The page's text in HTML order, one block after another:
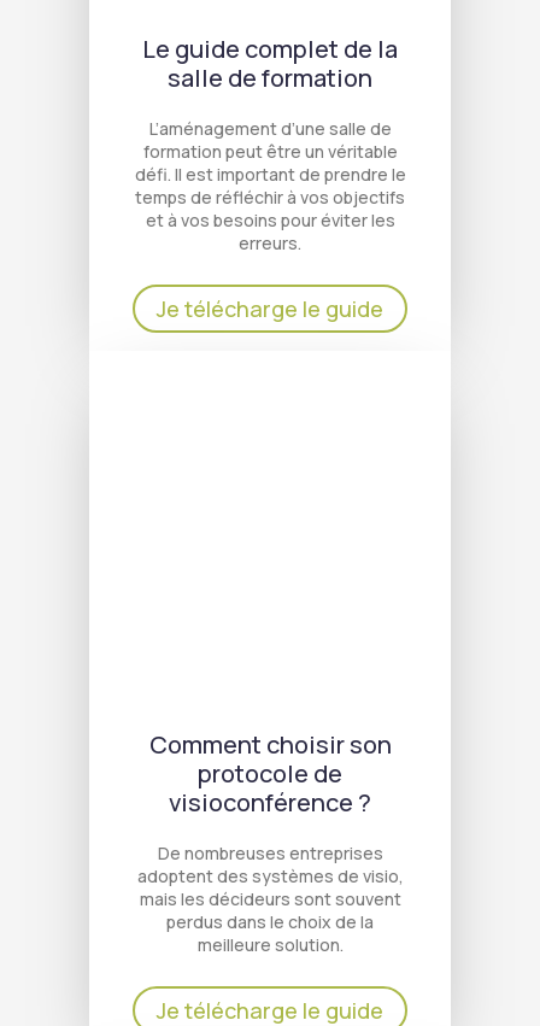
Le guide complet de la
salle de formation
L’aménagement d’une salle de
formation peut être un véritable
défi. Il est important de prendre le
temps de réfléchir à vos objectifs
et à vos besoins pour éviter les
erreurs.
Je télécharge le guide
Comment choisir son
protocole de
visioconférence ?
De nombreuses entreprises
adoptent des systèmes de visio,
mais les décideurs sont souvent
perdus dans le choix de la
meilleure solution.
Je télécharge le guide